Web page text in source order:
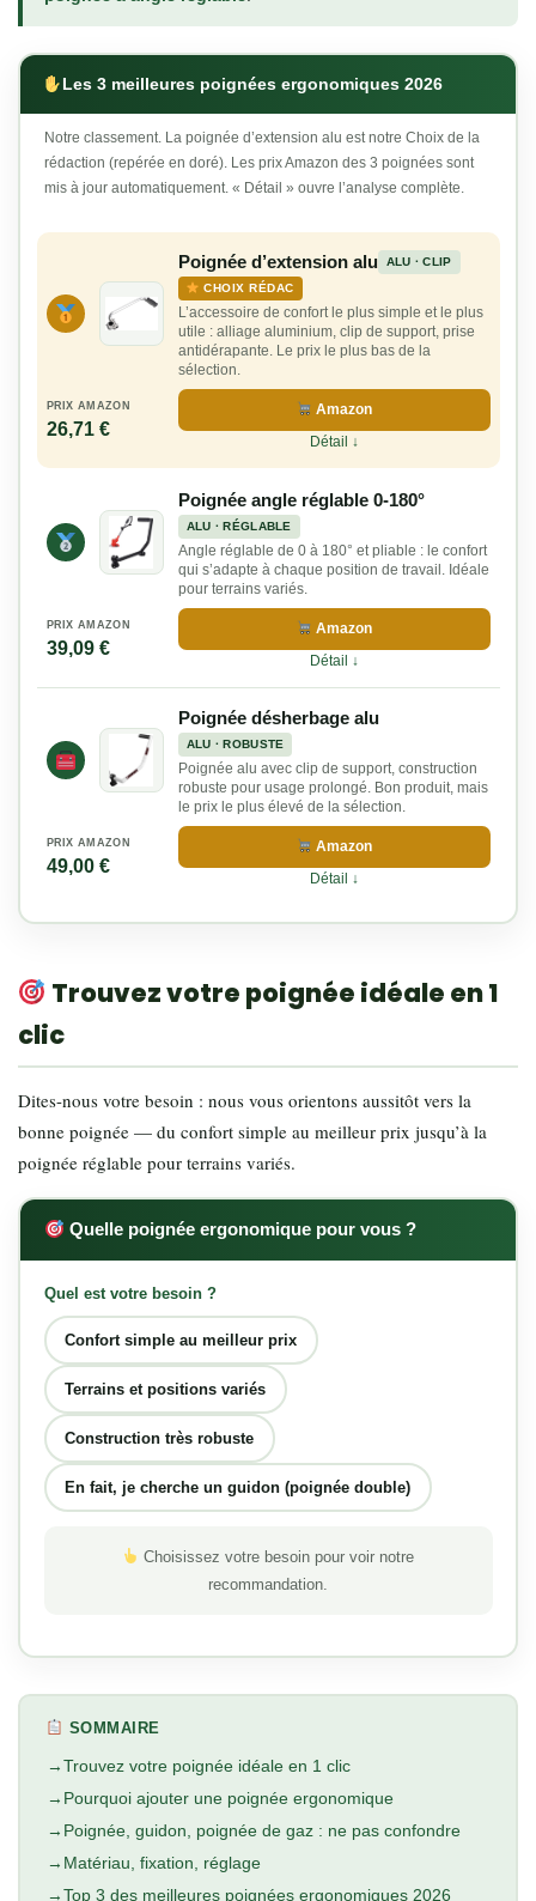
Les 3 meilleures poignées ergonomiques 2026
Notre classement. La poignée d’extension alu est notre Choix de la
rédaction (repérée en doré). Les prix Amazon des 3 poignées sont
mis à jour automatiquement. « Détail » ouvre l’analyse complète.
Poignée d’extension alu
ALU · CLIP
CHOIX RÉDAC
L’accessoire de confort le plus simple et le plus
utile : alliage aluminium, clip de support, prise
antidérapante. Le prix le plus bas de la
sélection.
PRIX AMAZON
26,71 €
Amazon
Détail ↓
Poignée angle réglable 0-180°
ALU · RÉGLABLE
Angle réglable de 0 à 180° et pliable : le confort
qui s’adapte à chaque position de travail. Idéale
pour terrains variés.
PRIX AMAZON
39,09 €
Amazon
Détail ↓
Poignée désherbage alu
ALU · ROBUSTE
Poignée alu avec clip de support, construction
robuste pour usage prolongé. Bon produit, mais
le prix le plus élevé de la sélection.
PRIX AMAZON
49,00 €
Amazon
Détail ↓
Trouvez votre poignée idéale en 1
clic
Dites-nous votre besoin : nous vous orientons aussitôt vers la
bonne poignée — du confort simple au meilleur prix jusqu’à la
poignée réglable pour terrains variés.
Quelle poignée ergonomique pour vous ?
Quel est votre besoin ?
Confort simple au meilleur prix
Terrains et positions variés
Construction très robuste
En fait, je cherche un guidon (poignée double)
Choisissez votre besoin pour voir notre
recommandation.
SOMMAIRE
Trouvez votre poignée idéale en 1 clic
Pourquoi ajouter une poignée ergonomique
Poignée, guidon, poignée de gaz : ne pas confondre
Matériau, fixation, réglage
Top 3 des meilleures poignées ergonomiques 2026